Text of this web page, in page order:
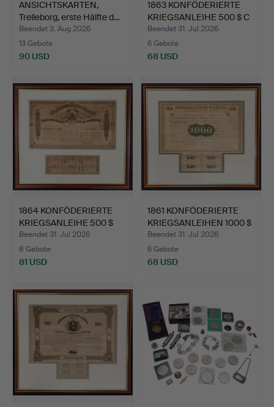
ANSICHTSKARTEN,
Trelleborg, erste Hälfte d…
Beendet 3. Aug 2026
13 Gebote
90 USD
1863 KONFÖDERIERTE
KRIEGSANLEIHE 500 $ C
G…
Beendet 31. Jul 2026
6 Gebote
68 USD
1864 KONFÖDERIERTE
KRIEGSANLEIHE 500 $
REI…
Beendet 31. Jul 2026
8 Gebote
81 USD
1861 KONFÖDERIERTE
KRIEGSANLEIHEN 1000 $
M…
Beendet 31. Jul 2026
6 Gebote
68 USD